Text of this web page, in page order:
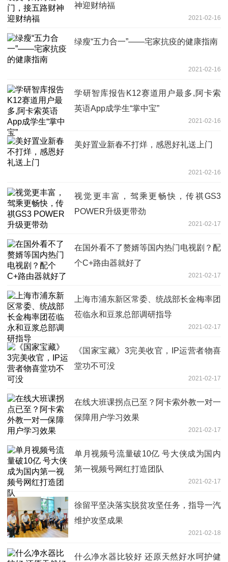
神迎财纳福
2021-02-16
绿瘦“五力合一”——宅家抗疫的健康指南
2021-02-16
学研智库报告K12赛道用户最多,阿卡索
英语App成学生“掌中宝”
2021-02-16
美好置业新春不打烊，感恩好礼送上门
2021-02-16
视觉更丰富，驾乘更畅快，传祺GS3
POWER升级更带劲
2021-02-17
在国外看不了赘婿等国内热门电视剧？配
个C+路由器就好了
2021-02-17
上海市浦东新区常委、统战部长金梅率团
莅临永和豆浆总部调研指导
2021-02-17
《国家宝藏》3完美收官，IP运营者物喜
堂功不可没
2021-02-17
在线大班课拐点已至？阿卡索外教一对一
保障用户学习效果
2021-02-17
单月视频号流量破10亿 号大侠成为国内
第一视频号网红打造团队
2021-02-17
徐留平坚决落实脱贫攻坚任务，指导一汽
维护攻坚成果
2021-02-18
什么净水器比较好 还原天然好水呵护健